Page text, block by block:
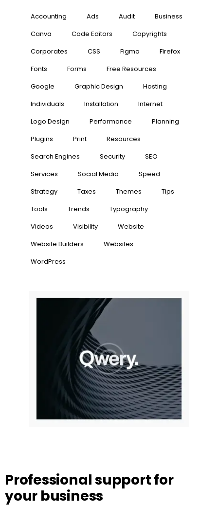
Accounting Ads Audit
Business
Canva
Code Editors
Copyrights
Corporates
CSS Figma
Firefox
Fonts
Forms
Free Resources
Google
Graphic Design
Hosting
Individuals
Installation
Internet
Logo Design
Performance
Planning
Plugins
Print
Resources
Search Engines
Security
SEO
Services
Social Media
Speed
Strategy
Taxes Themes
Tips
Tools
Trends
Typography
Videos
Visibility
Website
Website Builders
Websites
WordPress
Professional supportfor
your business